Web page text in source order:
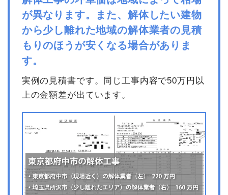
が異なります。また、解体したい建物
から少し離れた地域の解体業者の見積
もりのほうが安くなる場合がありま
す。
実例の見積書です。同じ工事内容で50万円以
上の金額差が出ています。